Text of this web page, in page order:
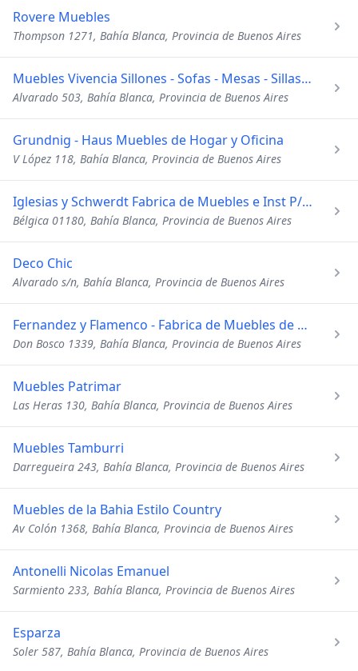
Rovere Muebles
Thompson 1271, Bahía Blanca, Provincia de Buenos Aires
Muebles Vivencia Sillones - Sofas - Mesas - Sillas - Petit
Alvarado 503, Bahía Blanca, Provincia de Buenos Aires
Grundnig - Haus Muebles de Hogar y Oficina
V López 118, Bahía Blanca, Provincia de Buenos Aires
Iglesias y Schwerdt Fabrica de Muebles e Inst P/Negocios
Bélgica 01180, Bahía Blanca, Provincia de Buenos Aires
Deco Chic
Alvarado s/n, Bahía Blanca, Provincia de Buenos Aires
Fernandez y Flamenco - Fabrica de Muebles de Madera
Don Bosco 1339, Bahía Blanca, Provincia de Buenos Aires
Muebles Patrimar
Las Heras 130, Bahía Blanca, Provincia de Buenos Aires
Muebles Tamburri
Darregueira 243, Bahía Blanca, Provincia de Buenos Aires
Muebles de la Bahia Estilo Country
Av Colón 1368, Bahía Blanca, Provincia de Buenos Aires
Antonelli Nicolas Emanuel
Sarmiento 233, Bahía Blanca, Provincia de Buenos Aires
Esparza
Soler 587, Bahía Blanca, Provincia de Buenos Aires